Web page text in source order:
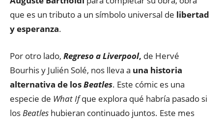
que es un tributo a un símbolo universal de libertad
y esperanza.
Por otro lado, Regreso a Liverpool, de Hervé
Bourhis y Julién Solé, nos lleva a una historia
alternativa de losBeatles. Este cómic es una
especie de What Ifque explora qué habría pasado si
los Beatles hubieran continuado juntos. Este mes